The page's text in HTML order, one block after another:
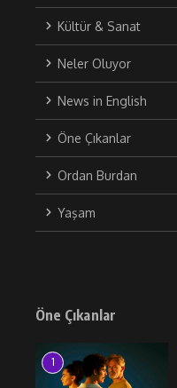
Kültür & Sanat
Neler Oluyor
News in English
Öne Çıkanlar
Ordan Burdan
Yaşam
Öne Çıkanlar
1